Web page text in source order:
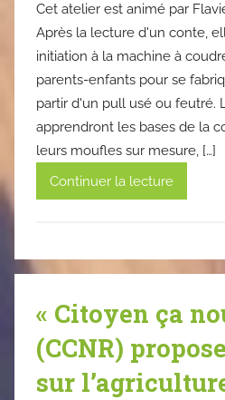
Cet atelier est animé par
Après la lecture d'un conte,
initiation à la machine à
parents-enfants pour se
partir d'un pull usé ou feutré.
apprendront les bases de la
leurs moufles sur mesure, […]
Continuer la lecture
« Citoyen ça
(CCNR)
sur